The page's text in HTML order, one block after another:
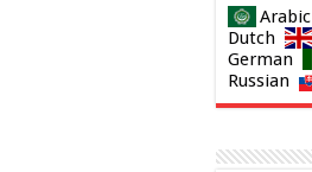
Arabic
Dutch
German
Russian